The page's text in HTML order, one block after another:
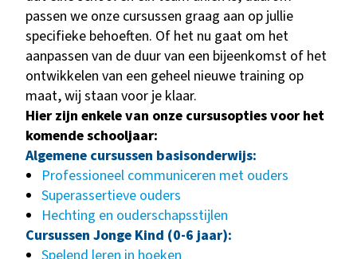
passen we onze cursussen graag aan op jullie
specifieke behoeften. Of het nu gaat om het
aanpassen van de duur van een bijeenkomst of het
ontwikkelen van een geheel nieuwe training op
maat, wij staan voor je klaar.
Hier zijn enkele van onze cursusopties voor het
komende schooljaar:
Algemene cursussen basisonderwijs:
Professioneel communiceren met ouders
Superassertieve ouders
Hechting en ouderschapsstijlen
Cursussen Jonge Kind (0-6 jaar):